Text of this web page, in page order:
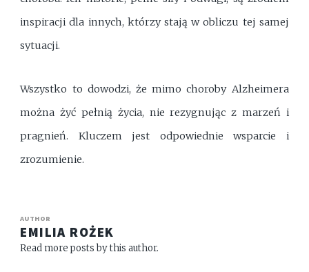
inspiracji dla innych, którzy stają w obliczu tej samej
sytuacji.
Wszystko to dowodzi, że mimo choroby Alzheimera
można żyć pełnią życia, nie rezygnując z marzeń i
pragnień. Kluczem jest odpowiednie wsparcie i
zrozumienie.
AUTHOR
EMILIA ROŻEK
Read more posts by this author.